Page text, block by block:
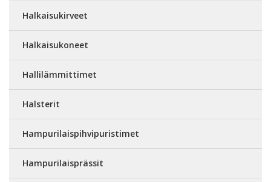
Halkaisukirveet
Halkaisukoneet
Hallilämmittimet
Halsterit
Hampurilaispihvipuristimet
Hampurilaisprässit